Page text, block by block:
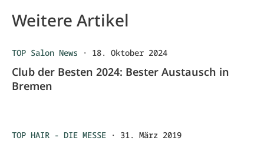
Weitere Artikel
TOP Salon News · 18. Oktober 2024
Club der Besten 2024: Bester Austausch in
Bremen
TOP HAIR - DIE MESSE · 31. März 2019